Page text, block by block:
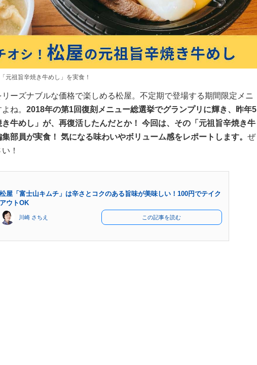
元祖旨辛焼き牛めし」を実食！
ーズナブルな価格で楽しめる松屋。不定期で登場する期間限定メニ
ね。 2018年の第1回復刻メニュー総選挙でグランプリに輝き、昨年5
牛めし」が、再復活したんだとか！ 今回は、その「元祖旨辛焼き牛
部員が実食！ 気になる味わいやボリューム感をレポートします。 ぜ
！
松屋「富士山キムチ」は辛さとコクのある旨味が美味しい！100円でテイク
アウトOK
川崎 さちえ この記事を読む